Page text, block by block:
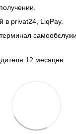
в privat24, LiqPay.
12 месяцев